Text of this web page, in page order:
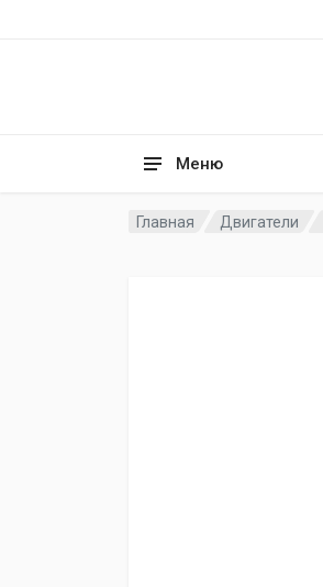
Меню
Главная Двигатели